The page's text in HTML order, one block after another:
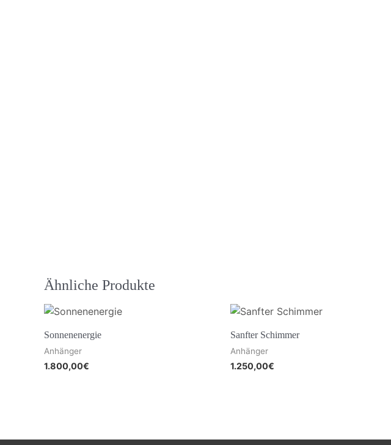
Ähnliche Produkte
Sonnenenergie
Anhänger
1.800,00€
Sanfter Schimmer
Anhänger
1.250,00€